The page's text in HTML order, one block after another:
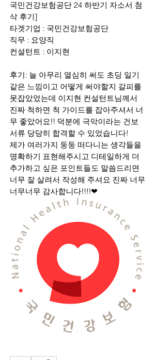
국민건강보험공단 24 하반기 자소서 첨
삭 후기]
타겟기업 : 국민건강보험공단
직무 : 요양직
컨설턴트 : 이지현
후기: 늘 아무리 열심히 써도 초딩 일기
같은 느낌이고 어떻게 써야할지 갈피를
못잡았었는데 이지현 컨설턴트님께서
진짜 척하면 척 가이드를 잡아주셔서 너
무 좋았어요!! 덕분에 극악이라는 건보
서류 당당히 합격할 수 있었습니다!
제가 여러가지 둥둥 떠다니는 생각들을
명확하기 표현해주시고 디테일하게 더
추가하고 싶은 포인트들도 말씀드리면
너무 잘 살려서 작성해 주셔요 진짜 너무
너무너무 감사합니다!!!!❤